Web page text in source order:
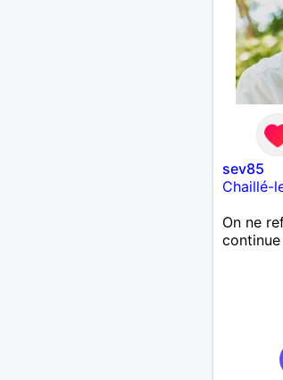
sev85
Chaillé-
On ne
continue